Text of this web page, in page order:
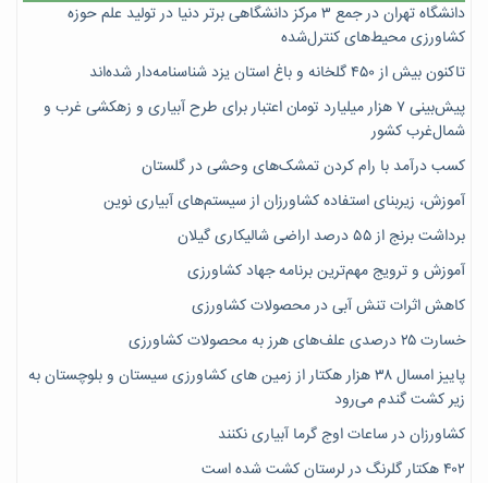
دانشگاه تهران در جمع ۳ مرکز دانشگاهی برتر دنیا در تولید علم حوزه
کشاورزی محیط‌های کنترل‌شده
تاکنون بیش از ۴۵۰ گلخانه و باغ استان یزد شناسنامه‌دار شده‌اند
پیش‌بینی ۷‌ هزار میلیارد تومان اعتبار برای طرح آبیاری و زهکشی غرب و
شمال‌غرب کشور
کسب درآمد با رام کردن تمشک‌های وحشی در گلستان
آموزش، زیربنای استفاده کشاورزان از سیستم‌های آبیاری نوین
برداشت برنج از ۵۵ درصد اراضی شالیکاری گیلان
آموزش و ترویج مهم‌ترین برنامه جهاد کشاورزی
کاهش اثرات تنش آبی در محصولات کشاورزی
خسارت ۲۵ درصدی علف‌های هرز به محصولات کشاورزی
پاییز امسال ۳۸ هزار هکتار از زمین های کشاورزی سیستان و بلوچستان به
زیر کشت گندم می‌رود
کشاورزان در ساعات اوج گرما آبیاری نکنند
۴۰۲ هکتار گلرنگ در لرستان کشت شده است